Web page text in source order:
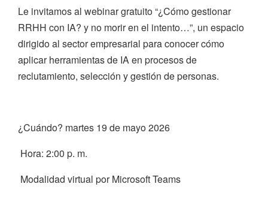
Le invitamos al webinar gratuito “¿Cómo gestionar
RRHH con IA? y no morir en el intento…”, un espacio
dirigido al sector empresarial para conocer cómo
aplicar herramientas de IA en procesos de
reclutamiento, selección y gestión de personas.
¿Cuándo? martes 19 de mayo 2026
Hora: 2:00 p. m.
Modalidad virtual por Microsoft Teams